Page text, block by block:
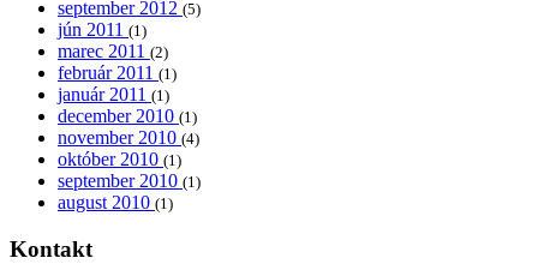
september 2012 (5)
jún 2011 (1)
marec 2011 (2)
február 2011 (1)
január 2011 (1)
december 2010 (1)
november 2010 (4)
október 2010 (1)
september 2010 (1)
august 2010 (1)
Kontakt